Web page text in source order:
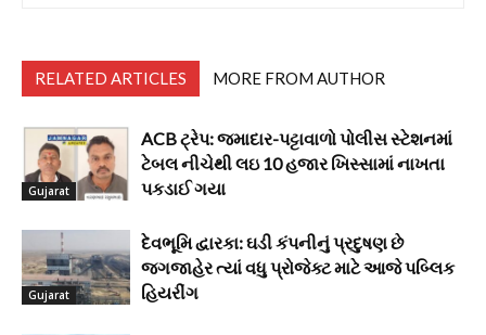
RELATED ARTICLES MORE FROM AUTHOR
Gujarat
ACB ટ્રેપ: જમાદાર-પટ્ટાવાળો પોલીસ સ્ટેશનમાં
ટેબલ નીચેથી લઇ 10 હજાર ખિસ્સામાં નાખતા
પકડાઈ ગયા
Gujarat
દેવભૂમિ દ્વારકા: ઘડી કંપનીનું પ્રદુષણ છે
જગજાહેર ત્યાં વધુ પ્રોજેક્ટ માટે આજે પબ્લિક
હિયરીંગ